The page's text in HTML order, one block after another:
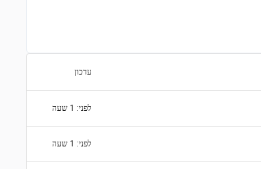
עדכון
לפני: 1 שעה
לפני: 1 שעה